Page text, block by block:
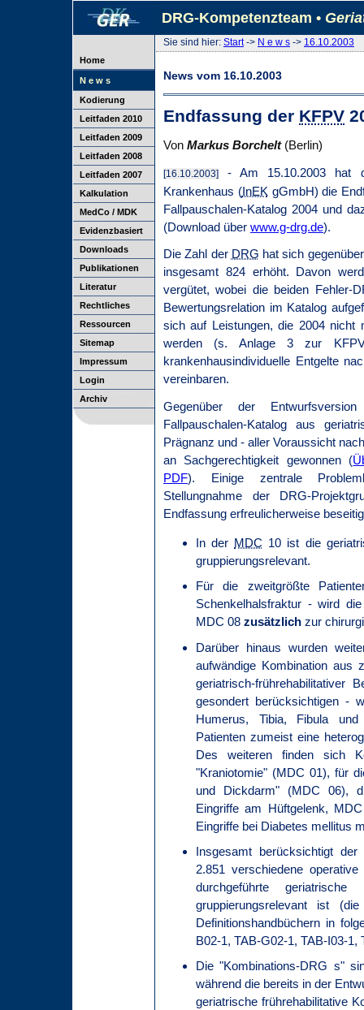
DRG-Kompetenzteam •
Home
N e w s
Kodierung
Leitfaden 2010
Leitfaden 2009
Leitfaden 2008
Leitfaden 2007
Kalkulation
MedCo / MDK
Evidenzbasiert
Downloads
Publikationen
Literatur
Rechtliches
Ressourcen
Sitemap
Impressum
Login
Archiv
Sie sind hier: Start-> N e w s -> 16.10.2003
News vom 16.10.2003
Endfassung der KFPV
Von Markus Borchelt(Berlin)
[16.10.2003]
- Am 15.10.2003 hat
Krankenhaus (InEK gGmbH) die
Fallpauschalen-Katalog 2004 und
(Download über www.g-drg.de).
Die Zahl der DRG hat sich
insgesamt 824 erhöht. Davon
vergütet, wobei die beiden Fehler-
Bewertungsrelation im Katalog
sich auf Leistungen, die 2004 nicht
werden (s. Anlage 3 zur
krankenhausindividuelle Entgelte
vereinbaren.
Gegenüber der
Fallpauschalen-Katalog aus
Prägnanz und - aller Voraussicht
an Sachgerechtigkeit gewonnen (
PDF). Einige zentrale
Stellungnahme der DRG-
Endfassung erfreulicherweise
In der MDC 10 ist die
gruppierungsrelevant.
Für die zweitgrößte
Schenkelhalsfraktur - wird
MDC 08 zusätzlich zur
Darüber hinaus wurden
aufwändige Kombination aus
geriatrisch-frührehabilitativer
gesondert berücksichtigen -
Humerus, Tibia, Fibula
Patienten zumeist eine
Des weiteren finden sich
"Kraniotomie" (MDC 01), für
und Dickdarm" (MDC 06),
Eingriffe am Hüftgelenk,
Eingriffe bei Diabetes mellitus
Insgesamt berücksichtigt
2.851 verschiedene
durchgeführte geriatrische
gruppierungsrelevant ist
Definitionshandbüchern in
B02-1, TAB-G02-1, TAB-I03-1,
Die "Kombinations-DRG s"
während die bereits in der
geriatrische frührehabilitative